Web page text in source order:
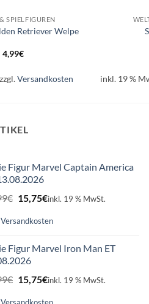
SPIELFIGUREN
Retriever Welpe
4,99€
Versandkosten inkl. 19 %
Figur Marvel Captain America
€ Ursprünglicher
Preis
war:
15,75€Aktueller
ist:
inkl. 19 % MwSt.
Versandkosten
Figur Marvel Iron Man ET
€ Ursprünglicher
Preis
war:
15,75€Aktueller
ist:
inkl. 19 % MwSt.